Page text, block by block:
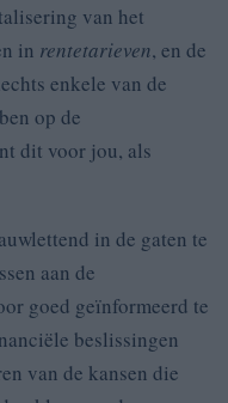
van het
in rentetarieven, en de
enkele van de
op de
dit voor jou, als
in de gaten te
aan de
goed geïnformeerd te
beslissingen
van de kansen die